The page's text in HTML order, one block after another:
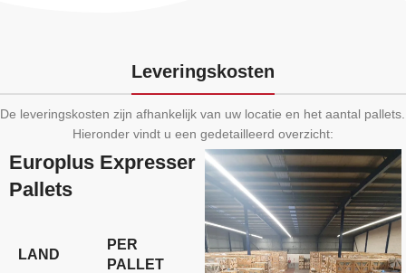
Leveringskosten
De leveringskosten zijn afhankelijk van uw locatie en het aantal pallets.
Hieronder vindt u een gedetailleerd overzicht:
Europlus Expresser
Pallets
LAND
PER
PALLET